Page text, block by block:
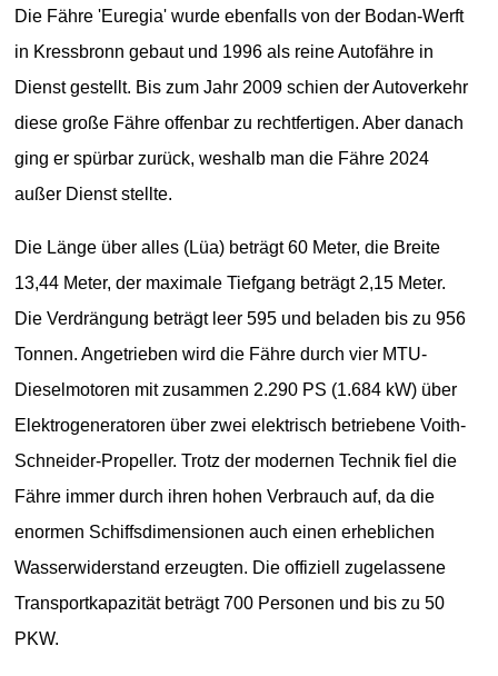
Die Fähre 'Euregia' wurde ebenfalls von der Bodan-Werft
in Kressbronn gebaut und 1996 als reine Autofähre in
Dienst gestellt. Bis zum Jahr 2009 schien der Autoverkehr
diese große Fähre offenbar zu rechtfertigen. Aber danach
ging er spürbar zurück, weshalb man die Fähre 2024
außer Dienst stellte.
Die Länge über alles (Lüa) beträgt 60 Meter, die Breite
13,44 Meter, der maximale Tiefgang beträgt 2,15 Meter.
Die Verdrängung beträgt leer 595 und beladen bis zu 956
Tonnen. Angetrieben wird die Fähre durch vier MTU-
Dieselmotoren mit zusammen 2.290 PS (1.684 kW) über
Elektrogeneratoren über zwei elektrisch betriebene Voith-
Schneider-Propeller. Trotz der modernen Technik fiel die
Fähre immer durch ihren hohen Verbrauch auf, da die
enormen Schiffsdimensionen auch einen erheblichen
Wasserwiderstand erzeugten. Die offiziell zugelassene
Transportkapazität beträgt 700 Personen und bis zu 50
PKW.